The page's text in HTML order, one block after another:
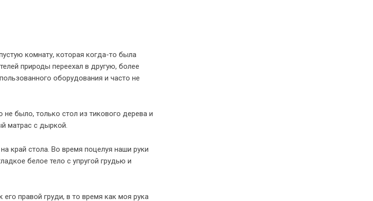
комнату, которая когда-то была
природы переехал в другую, более
оборудования и часто не
было, только стол из тикового дерева и
матрас с дыркой.
край стола. Во время поцелуя наши руки
белое тело с упругой грудью и
правой груди, в то время как моя рука